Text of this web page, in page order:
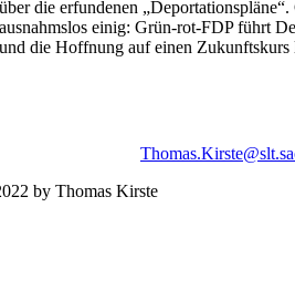
über die erfundenen
ausnahmslos einig: Grün-rot-FDP führt
und die Hoffnung auf einen
by Thomas Kirste